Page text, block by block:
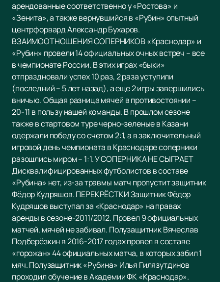
арендованные соответственно у «Ростова» и
«Зенита», а также вернувшийся в «Рубин» опытный
центрфорвард Александр Бухаров.
ВЗАИМООТНОШЕНИЯ СОПЕРНИКОВ «Краснодар» и
«Рубин» провели 14 официальных очных встреч – все
в чемпионате России. В этих играх «быки»
отпраздновали успех 10 раз, 2 раза уступили
(последний – 5 лет назад), а еще 2 игры завершились
вничью. Общая разница мячей в противостоянии –
20-11 в пользу нашей команды. В прошлом сезоне
также в стартовом туре черно-зеленые в Казани
одержали победу со счетом 2:1, а в заключительный
игровой день чемпионата в Краснодаре соперники
разошлись миром – 1:1. У СОПЕРНИКА НЕ СЫГРАЕТ
Дисквалифицированных футболистов в составе
«Рубина» нет, из-за травмы матч пропустит защитник
Фёдор Кудряшов. ПЕРЕКРЁСТКИ Защитник Фёдор
Кудряшов выступал за «Краснодар» на правах
аренды в сезоне-2011/2012. Провел 9 официальных
матчей, мячей не забивал. Полузащитник Вячеслав
Подберёзкин в 2016-2017 годах провел в составе
«горожан» 44 официальных матча, в которых забил 1
мяч. Полузащитник «Рубина» Илья Гилязутдинов
проходил обучение в Академии ФК «Краснодар».